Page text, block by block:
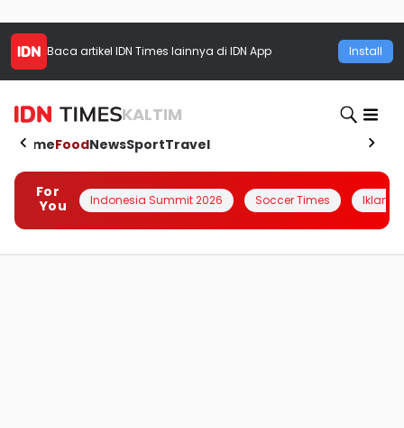
Baca artikel IDN Times lainnya di IDN App Install
KALTIM
HomeFoodNewsSportTravel
For
You
Indonesia Summit 2026 Soccer Times Iklanin